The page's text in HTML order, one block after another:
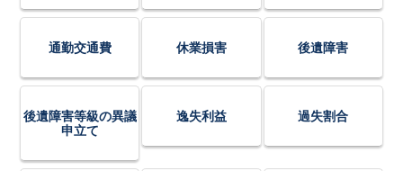
通勤交通費 休業損害 後遺障害
後遺障害等級の異議
申立て
逸失利益 過失割合